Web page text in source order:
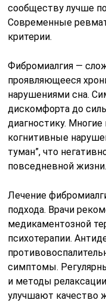
сообществу лучше
Современные
критерии.
Фибромиалгия —
проявляющееся
нарушениями сна.
дискомфорта до
диагностику.
когнитивные
туман”, что
повседневной жизни.
Лечение
подхода. Врачи
медикаментозной
психотерапии.
симптомы.
и методы
улучшают качество